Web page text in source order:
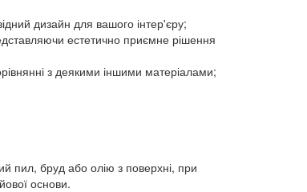
дизайн для вашого інтер'єру;
естетично приємне рішення
з деякими іншими матеріалами;
пил, бруд або олію з поверхні, при
основи.